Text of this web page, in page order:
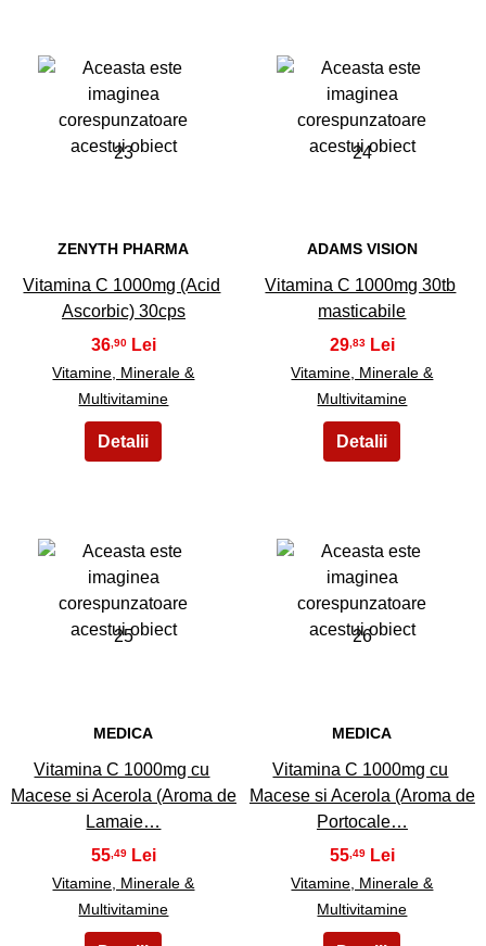
23
ZENYTH PHARMA
Vitamina C 1000mg (Acid
Ascorbic) 30cps
36,90
Vitamine, Minerale &
Multivitamine
24
ADAMS VISION
Vitamina C 1000mg 30tb
masticabile
29,83
Vitamine, Minerale &
Multivitamine
25
MEDICA
Vitamina C 1000mg cu
Macese si Acerola (Aroma de
Lamaie…
55,49
Vitamine, Minerale &
Multivitamine
26
MEDICA
Vitamina C 1000mg cu
Macese si Acerola (Aroma de
Portocale…
55,49
Vitamine, Minerale &
Multivitamine